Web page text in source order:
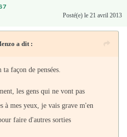
Posté(e) le 21 avril 2013
a dit :
façon de pensées.
les gens qui ne vont pas
à mes yeux, je vais grave m'en
faire d'autres sorties